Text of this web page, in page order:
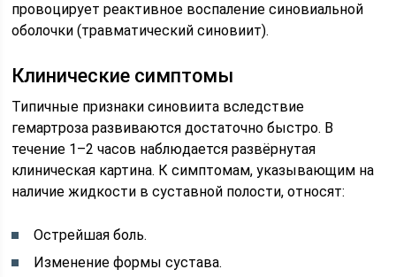
провоцирует реактивное воспаление синовиальной
оболочки (травматический синовиит).
Клинические симптомы
Типичные признаки синовиита вследствие
гемартроза развиваются достаточно быстро. В
течение 1–2 часов наблюдается развёрнутая
клиническая картина. К симптомам, указывающим на
наличие жидкости в суставной полости, относят:
Острейшая боль.
Изменение формы сустава.